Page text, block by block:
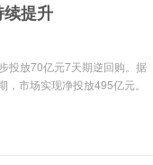
提升
投放70亿元7天期逆回购。据
市场实现净投放495亿元。